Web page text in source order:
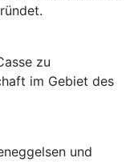
zu
im Gebiet des
und